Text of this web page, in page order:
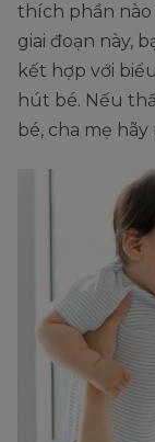
thích phần nào
giai đoạn này,
kết hợp với
hút bé. Nếu
bé, cha mẹ